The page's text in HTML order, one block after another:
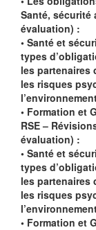
Santé, sécurité
évaluation) :
• Santé et
types
les partenaires
les risques
• Formation et
RSE –
évaluation) :
• Santé et
types
les partenaires
les risques
• Formation et